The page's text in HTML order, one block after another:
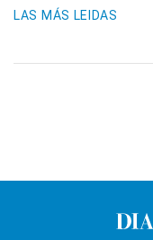
LAS MÁS LEIDAS